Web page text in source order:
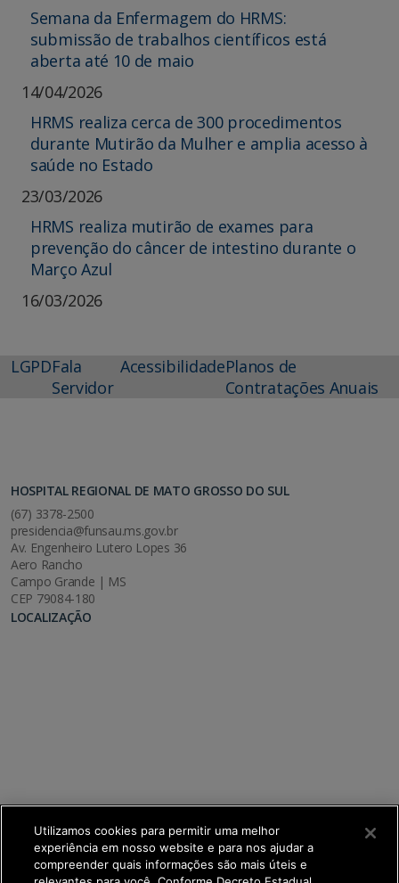
Semana da Enfermagem do HRMS:
submissão de trabalhos científicos está
aberta até 10 de maio
14/04/2026
HRMS realiza cerca de 300 procedimentos
durante Mutirão da Mulher e amplia acesso à
saúde no Estado
23/03/2026
HRMS realiza mutirão de exames para
prevenção do câncer de intestino durante o
Março Azul
16/03/2026
LGPDFala
Servidor
AcessibilidadePlanos de
Contratações Anuais
HOSPITAL REGIONAL DE MATO GROSSO DO SUL
(67) 3378-2500
presidencia@funsau.ms.gov.br
Av. Engenheiro Lutero Lopes 36
Aero Rancho
Campo Grande | MS
CEP 79084-180
LOCALIZAÇÃO
Utilizamos cookies para permitir uma melhor
experiência em nosso website e para nos ajudar a
compreender quais informações são mais úteis e